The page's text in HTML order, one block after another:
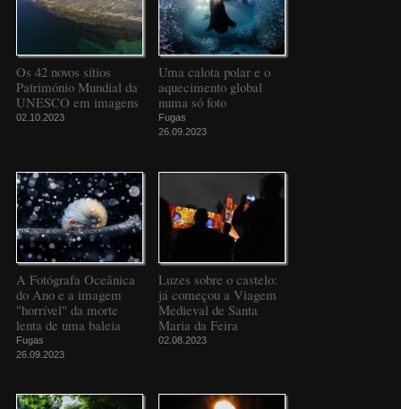
Os 42 novos sítios
Património Mundial da
UNESCO em imagens
02.10.2023
Uma calota polar e o
aquecimento global
numa só foto
Fugas
26.09.2023
A Fotógrafa Oceânica
do Ano e a imagem
"horrível" da morte
lenta de uma baleia
Fugas
26.09.2023
Luzes sobre o castelo:
já começou a Viagem
Medieval de Santa
Maria da Feira
02.08.2023